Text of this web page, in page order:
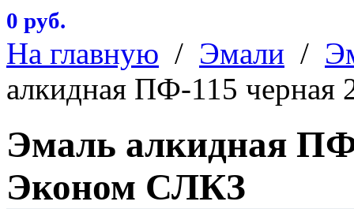
0 руб.
На главную / Эмали /
алкидная ПФ-115
Эмаль алкидная
Эконом СЛКЗ